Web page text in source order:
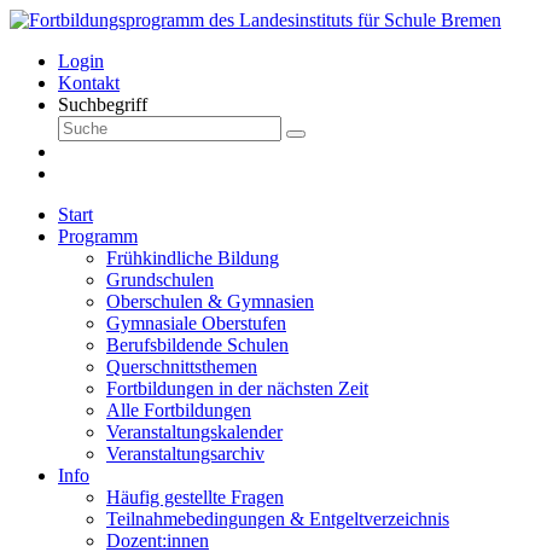
Login
Kontakt
Suchbegriff
Start
Programm
Frühkindliche Bildung
Grundschulen
Oberschulen & Gymnasien
Gymnasiale Oberstufen
Berufsbildende Schulen
Querschnittsthemen
Fortbildungen in der nächsten Zeit
Alle Fortbildungen
Veranstaltungskalender
Veranstaltungsarchiv
Info
Häufig gestellte Fragen
Teilnahmebedingungen & Entgeltverzeichnis
Dozent:innen